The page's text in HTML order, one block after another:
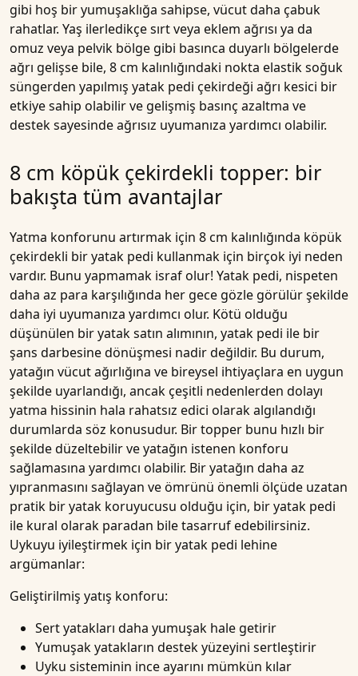
gibi hoş bir yumuşaklığa sahipse, vücut daha çabuk
rahatlar. Yaş ilerledikçe sırt veya eklem ağrısı ya da
omuz veya pelvik bölge gibi basınca duyarlı bölgelerde
ağrı gelişse bile, 8 cm kalınlığındaki nokta elastik soğuk
süngerden yapılmış yatak pedi çekirdeği ağrı kesici bir
etkiye sahip olabilir ve gelişmiş basınç azaltma ve
destek sayesinde ağrısız uyumanıza yardımcı olabilir.
8 cm köpük çekirdekli topper: bir
bakışta tüm avantajlar
Yatma konforunu artırmak için 8 cm kalınlığında köpük
çekirdekli bir yatak pedi kullanmak için birçok iyi neden
vardır. Bunu yapmamak israf olur! Yatak pedi, nispeten
daha az para karşılığında her gece gözle görülür şekilde
daha iyi uyumanıza yardımcı olur. Kötü olduğu
düşünülen bir yatak satın alımının, yatak pedi ile bir
şans darbesine dönüşmesi nadir değildir. Bu durum,
yatağın vücut ağırlığına ve bireysel ihtiyaçlara en uygun
şekilde uyarlandığı, ancak çeşitli nedenlerden dolayı
yatma hissinin hala rahatsız edici olarak algılandığı
durumlarda söz konusudur. Bir topper bunu hızlı bir
şekilde düzeltebilir ve yatağın istenen konforu
sağlamasına yardımcı olabilir. Bir yatağın daha az
yıpranmasını sağlayan ve ömrünü önemli ölçüde uzatan
pratik bir yatak koruyucusu olduğu için, bir yatak pedi
ile kural olarak paradan bile tasarruf edebilirsiniz.
Uykuyu iyileştirmek için bir yatak pedi lehine
argümanlar:
Geliştirilmiş yatış konforu:
Sert yatakları daha yumuşak hale getirir
Yumuşak yatakların destek yüzeyini sertleştirir
Uyku sisteminin ince ayarını mümkün kılar